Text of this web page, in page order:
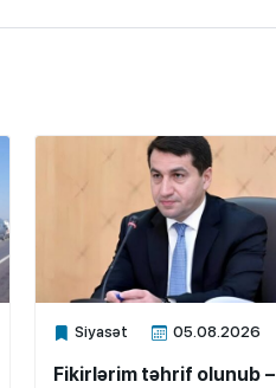
Siyasət 05.08.2026
Xalq.Online
Fikirlərim təhrif olunub –